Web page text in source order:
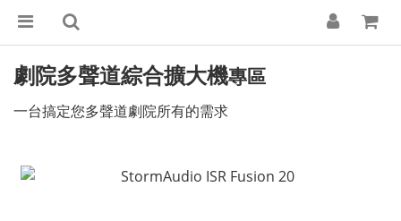
劇院多聲道綜合擴大機專區
一台搞定您多聲道劇院所有的需求